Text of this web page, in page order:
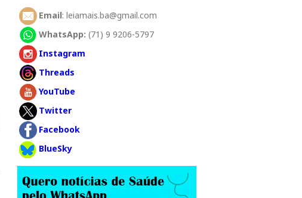
Email: leiamais.ba@gmail.com
WhatsApp: (71) 9 9206-5797
Instagram
Threads
YouTube
Twitter
Facebook
BlueSky